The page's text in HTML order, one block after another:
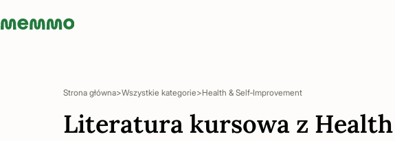
Memmo - AI-verktyg och digital kurslitteratur
Strona główna Wszystkie kategorie Health & Self‑Improvement
Literatura kursowa z